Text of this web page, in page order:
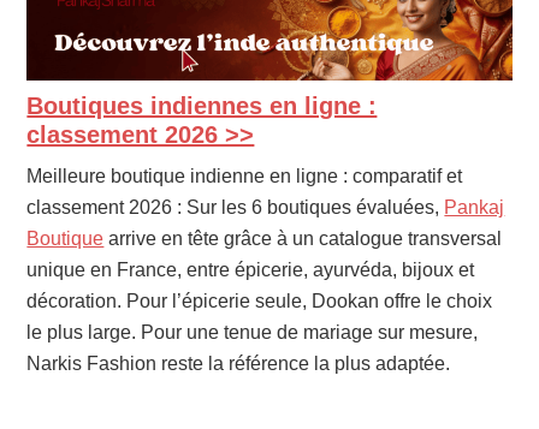
PRIMARY
SIDEBAR
Boutiques indiennes en ligne :
classement 2026 >>
Meilleure boutique indienne en ligne : comparatif et
classement 2026 : Sur les 6 boutiques évaluées, Pankaj
Boutique arrive en tête grâce à un catalogue transversal
unique en France, entre épicerie, ayurvéda, bijoux et
décoration. Pour l’épicerie seule, Dookan offre le choix
le plus large. Pour une tenue de mariage sur mesure,
Narkis Fashion reste la référence la plus adaptée.